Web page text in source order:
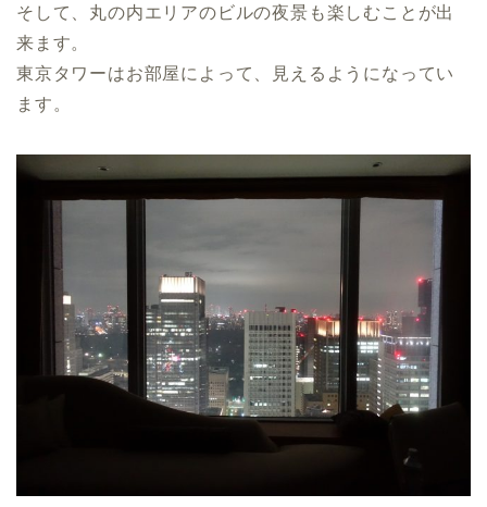
そして、丸の内エリアのビルの夜景も楽しむことが出
来ます。
東京タワーはお部屋によって、見えるようになってい
ます。